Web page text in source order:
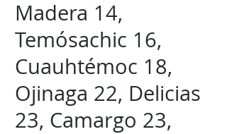
Madera 14,
Temósachic 16,
Cuauhtémoc 18,
Ojinaga 22, Delicias
23, Camargo 23,